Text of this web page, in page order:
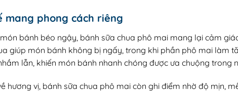
mang phong cách riêng
bánh béo ngậy, bánh sữa chua phô mai mang lại cảm
giúp món bánh không bị ngấy, trong khi phần phô mai làm
lẫn, khiến món bánh nhanh chóng được ưa chuộng trong
hương vị, bánh sữa chua phô mai còn ghi điểm nhờ độ mịn,